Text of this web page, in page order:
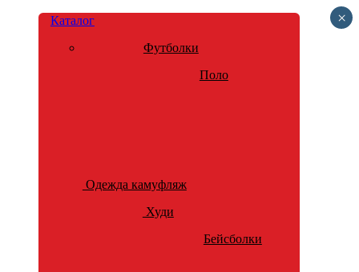
Каталог
Футболки
Поло
Одежда камуфляж
Худи
Бейсболки
×